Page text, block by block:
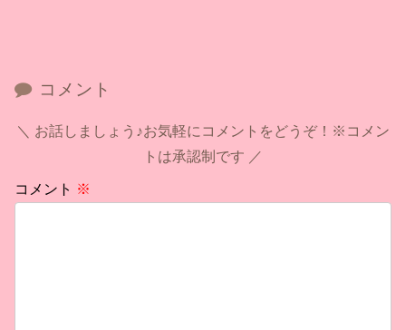
コメント
お話しましょう♪お気軽にコメントをどうぞ！※コメン
トは承認制です
コメント ※